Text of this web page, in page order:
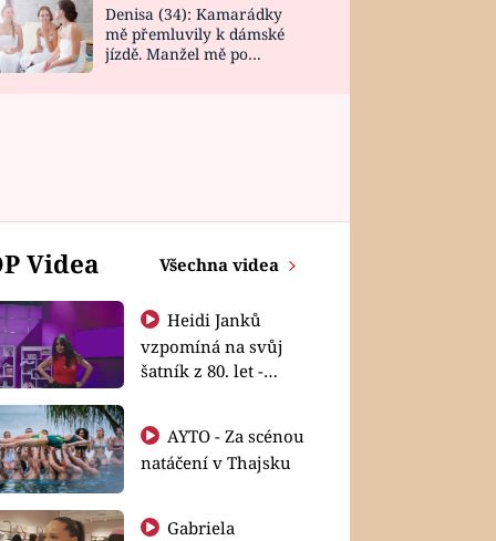
Denisa (34): Kamarádky
mě přemluvily k dámské
jízdě. Manžel mě po
Videa Všechna videa
Heidi Janků
vzpomíná na svůj
šatník z 80. let -
natáčení v Thajsku
Gabriela